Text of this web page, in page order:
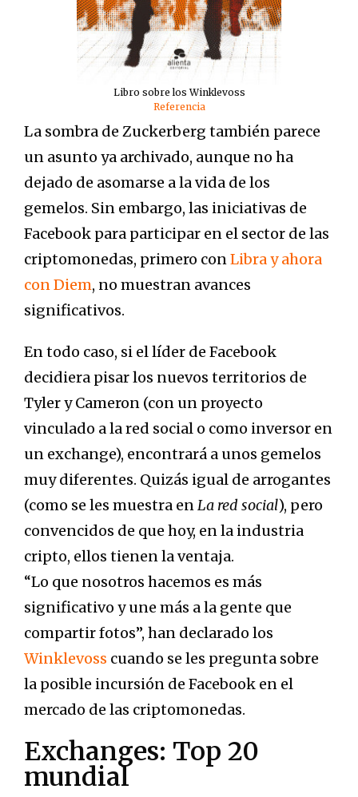
Libro sobre los Winklevoss
Referencia
La sombra de Zuckerberg también parece
un asunto ya archivado, aunque no ha
dejado de asomarse a la vida de los
gemelos. Sin embargo, las iniciativas de
Facebook para participar en el sector de las
criptomonedas, primero conLibra y ahora
con Diem, no muestran avances
significativos.
En todo caso, si el líder de Facebook
decidiera pisar los nuevos territorios de
Tyler y Cameron (con un proyecto
vinculado a la red social o como inversor en
un exchange), encontrará a unos gemelos
muy diferentes. Quizás igual de arrogantes
(como se les muestra enLa red social), pero
convencidos de que hoy, en la industria
cripto, ellos tienen la ventaja.
“Lo que nosotros hacemos es más
significativo y une más a la gente que
compartir fotos”, han declarado los
Winklevoss cuando se les pregunta sobre
la posible incursión de Facebook en el
mercado de las criptomonedas.
Exchanges: Top 20
mundial